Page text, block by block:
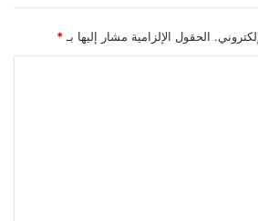
الحقول الإلزامية مشار إليها بـ *